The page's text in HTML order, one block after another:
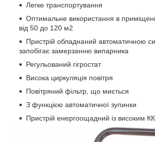
Легке транспортування
Оптимальне використання в
від 50 до 120 м2
Пристрій обладнаний автоматичною
запобігає замерзанню випарника
Регульований гігростат
Висока циркуляція повітря
Повітряний фільтр, що миється
З функцією автоматичної зупинки
Пристрій енергоощадний із високим